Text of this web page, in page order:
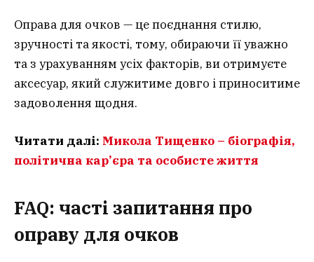
Оправа для очков — це поєднання стилю,
зручності та якості, тому, обираючи її уважно
та з урахуванням усіх факторів, ви отримуєте
аксесуар, який служитиме довго і приноситиме
задоволення щодня.
Читати далі: Микола Тищенко – біографія,
політична кар’єра та особисте життя
FAQ: часті запитання про
оправу для очков